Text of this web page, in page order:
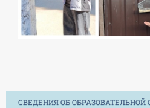
СВЕДЕНИЯ ОБ ОБРАЗОВАТЕЛЬНОЙ